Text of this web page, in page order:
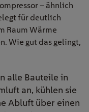
– ähnlich
für deutlich
Raum Wärme
Wie gut das gelingt,
alle Bauteile in
an, kühlen sie
Abluft über einen